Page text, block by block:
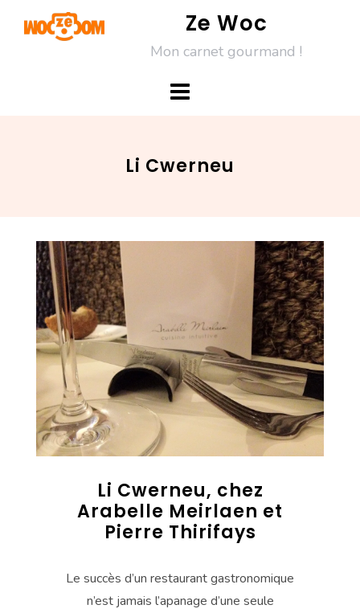
Ze Woc
Mon carnet gourmand !
Li Cwerneu
Li Cwerneu, chez
Arabelle Meirlaen et
Pierre Thirifays
Le succès d’un restaurant gastronomique
n’est jamais l’apanage d’une seule